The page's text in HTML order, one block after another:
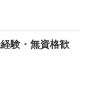
験・無資格歓